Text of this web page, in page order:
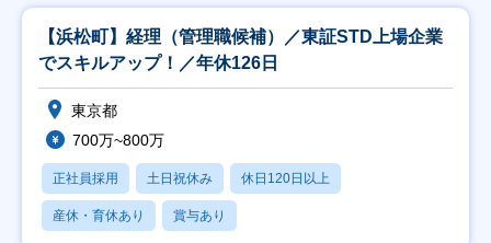
【浜松町】経理（管理職候補）／東証STD上場企業
でスキルアップ！／年休126日
東京都
700万~800万
正社員採用 土日祝休み 休日120日以上
産休・育休あり 賞与あり